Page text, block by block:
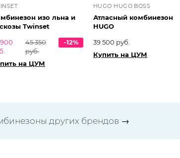
изо льна и
Twinset
45 350
руб.
-12%
на ЦУМ
HUGO HUGO BOSS
Атласный комбинезон
HUGO
39 500 руб.
Купить на ЦУМ
других брендов →